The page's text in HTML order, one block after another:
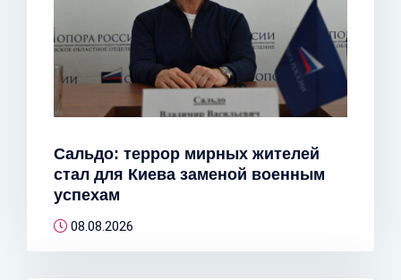
Сальдо: террор мирных жителей
стал для Киева заменой военным
успехам
08.08.2026